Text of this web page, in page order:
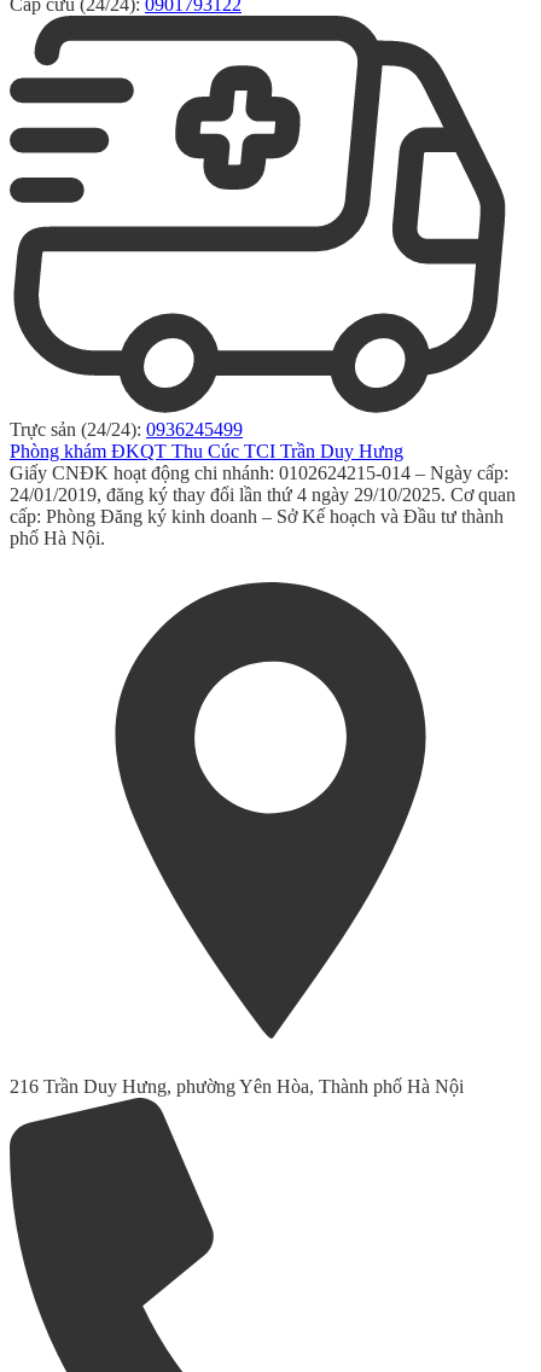
Cấp cứu (24/24): 0901793122
Trực sản (24/24): 0936245499
Phòng khám ĐKQT Thu Cúc TCI Trần Duy Hưng
Giấy CNĐK hoạt động chi nhánh: 0102624215-014 – Ngày cấp:
24/01/2019, đăng ký thay đổi lần thứ 4 ngày 29/10/2025. Cơ quan
cấp: Phòng Đăng ký kinh doanh – Sở Kế hoạch và Đầu tư thành
phố Hà Nội.
216 Trần Duy Hưng, phường Yên Hòa, Thành phố Hà Nội